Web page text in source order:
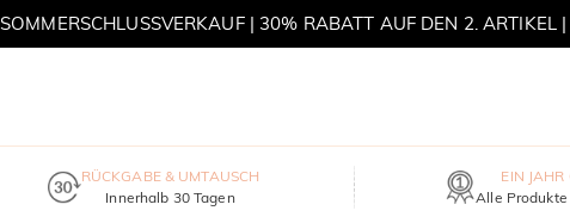
SOMMERSCHLUSSVERKAUF | 30% RABATT AUF DEN 2. ARTIKEL
RÜCKGABE & UMTAUSCH
Innerhalb 30 Tagen
EIN JAHR
Alle